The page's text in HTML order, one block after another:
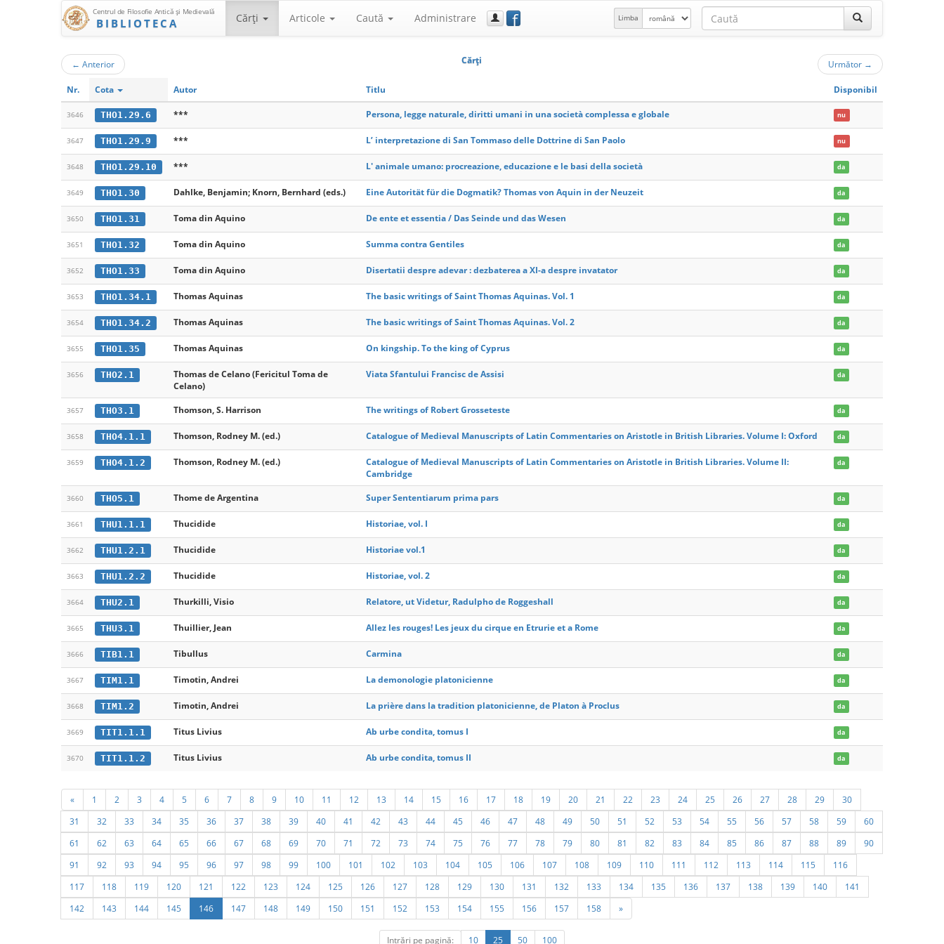
Centrul de Filosofie Antică şi Medievală
BIBLIOTECA Cărţi Articole Caută Administrare f Limba
← Anterior Cărţi Următor →
Nr. Cota Autor Titlu Disponibil
3646 THO1.29.6 *** Persona, legge naturale, diritti umani in una società complessa e globale nu
3647 THO1.29.9 *** L’ interpretazione di San Tommaso delle Dottrine di San Paolo nu
3648 THO1.29.10 *** L' animale umano: procreazione, educazione e le basi della società da
3649 THO1.30 Dahlke, Benjamin; Knorn, Bernhard (eds.) Eine Autorität für die Dogmatik? Thomas von Aquin in der Neuzeit da
3650 THO1.31 Toma din Aquino De ente et essentia / Das Seinde und das Wesen da
3651 THO1.32 Toma din Aquino Summa contra Gentiles da
3652 THO1.33 Toma din Aquino Disertatii despre adevar : dezbaterea a XI-a despre invatator da
3653 THO1.34.1 Thomas Aquinas The basic writings of Saint Thomas Aquinas. Vol. 1 da
3654 THO1.34.2 Thomas Aquinas The basic writings of Saint Thomas Aquinas. Vol. 2 da
3655 THO1.35 Thomas Aquinas On kingship. To the king of Cyprus da
3656 THO2.1
Thomas de Celano (Fericitul Toma de
Celano)
Viata Sfantului Francisc de Assisi da
3657 THO3.1 Thomson, S. Harrison The writings of Robert Grosseteste da
3658 THO4.1.1 Thomson, Rodney M. (ed.) Catalogue of Medieval Manuscripts of Latin Commentaries on Aristotle in British Libraries. Volume I: Oxford da
3659 THO4.1.2 Thomson, Rodney M. (ed.)
Catalogue of Medieval Manuscripts of Latin Commentaries on Aristotle in British Libraries. Volume II:
Cambridge
da
3660 THO5.1 Thome de Argentina Super Sententiarum prima pars da
3661 THU1.1.1 Thucidide Historiae, vol. I da
3662 THU1.2.1 Thucidide Historiae vol.1 da
3663 THU1.2.2 Thucidide Historiae, vol. 2 da
3664 THU2.1 Thurkilli, Visio Relatore, ut Videtur, Radulpho de Roggeshall da
3665 THU3.1 Thuillier, Jean Allez les rouges! Les jeux du cirque en Etrurie et a Rome da
3666 TIB1.1 Tibullus Carmina da
3667 TIM1.1 Timotin, Andrei La demonologie platonicienne da
3668 TIM1.2 Timotin, Andrei La prière dans la tradition platonicienne, de Platon à Proclus da
3669 TIT1.1.1 Titus Livius Ab urbe condita, tomus I da
3670 TIT1.1.2 Titus Livius Ab urbe condita, tomus II da
« 1 2 3 4 5 6 7 8 9 10 11 12 13 14 15 16 17 18 19 20 21 22 23 24 25 26 27 28 29
30
31
32 33 34 35 36 37 38 39 40 41 42 43 44 45 46 47 48 49 50 51 52 53 54 55 56 57 58 59
60
61
62 63 64 65 66 67 68 69 70 71 72 73 74 75 76 77 78 79 80 81 82 83 84 85 86 87 88 89
90
91
92 93 94 95 96 97 98 99 100 101 102 103 104 105 106 107 108 109 110 111 112 113 114 115
116
117
118 119 120 121 122 123 124 125 126 127 128 129 130 131 132 133 134 135 136 137 138 139 140
141
142
143 144 145 146 147 148 149 150 151 152 153 154 155 156 157 158 »
Intrări pe pagină: 10 25 50 100